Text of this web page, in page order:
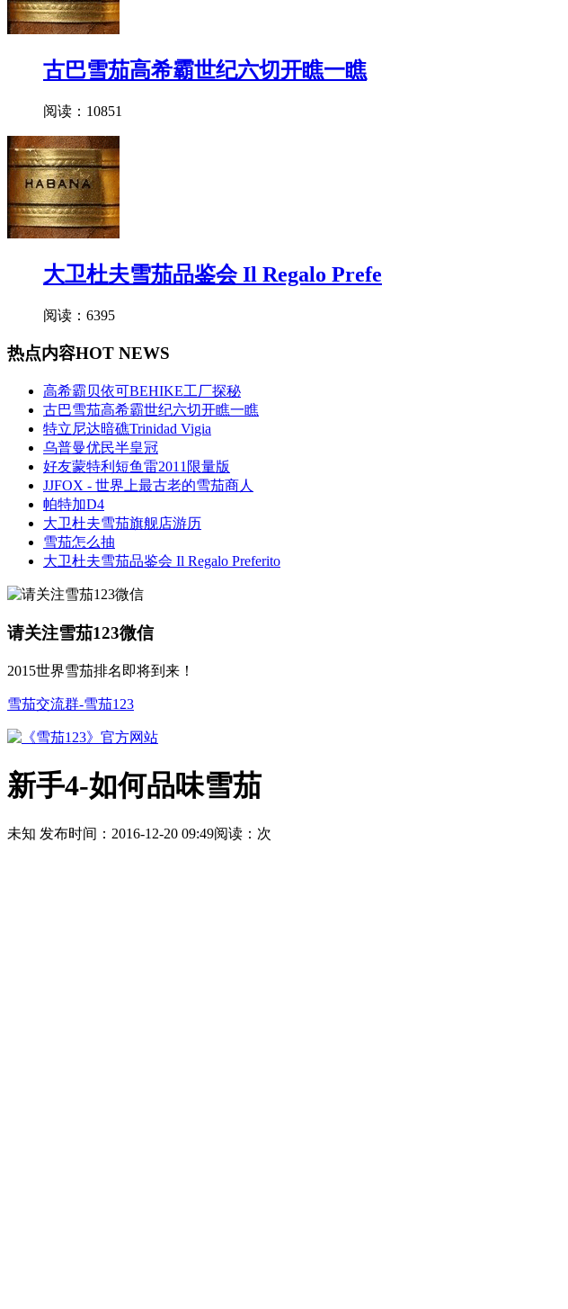
古巴雪茄高希霸世纪六切开瞧一瞧
阅读：10851
大卫杜夫雪茄品鉴会 Il Regalo Prefe
阅读：6395
热点内容HOT NEWS
高希霸贝依可BEHIKE工厂探秘
古巴雪茄高希霸世纪六切开瞧一瞧
特立尼达暗礁Trinidad Vigia
乌普曼优民半皇冠
好友蒙特利短鱼雷2011限量版
JJFOX - 世界上最古老的雪茄商人
帕特加D4
大卫杜夫雪茄旗舰店游历
雪茄怎么抽
大卫杜夫雪茄品鉴会 Il Regalo Preferito
请关注雪茄123微信
2015世界雪茄排名即将到来！
雪茄交流群-雪茄123
新手4-如何品味雪茄
未知 发布时间： 2016-12-20 09:49阅读： 次